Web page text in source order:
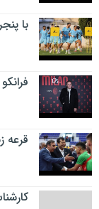
با
قرعه